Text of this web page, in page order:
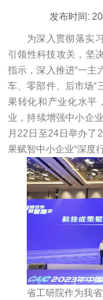
发布时间:
为深入贯彻落实
引领性科技攻关，坚
指示，深入推进“一主
车、零部件、后市场“
果转化和产业化水平
业，持续增强中小企
月22日至24日举办了
果赋智中小企业“深度
省工研院作为我